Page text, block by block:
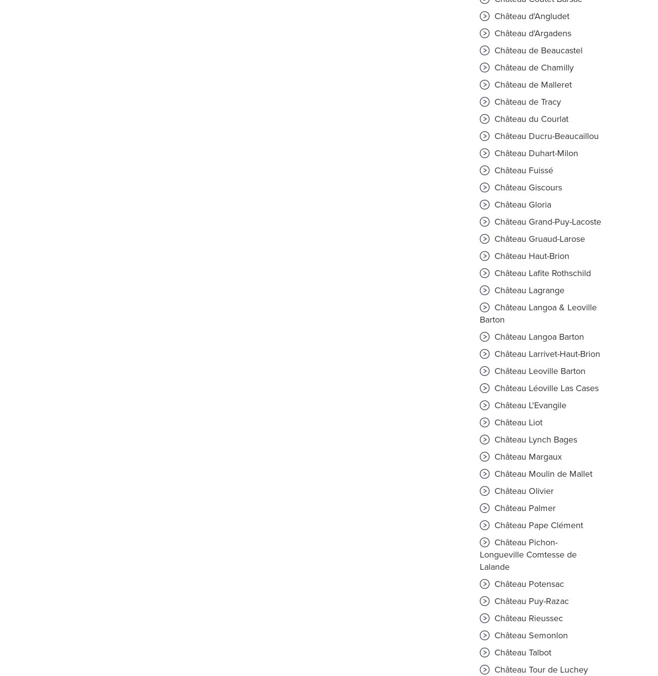
Château d'Angludet
Château d'Argadens
Château de Beaucastel
Château de Chamilly
Château de Malleret
Château de Tracy
Château du Courlat
Château Ducru-Beaucaillou
Château Duhart-Milon
Château Fuissé
Château Giscours
Château Gloria
Château Grand-Puy-Lacoste
Château Gruaud-Larose
Château Haut-Brion
Château Lafite Rothschild
Château Lagrange
Château Langoa & Leoville
Barton
Château Langoa Barton
Château Larrivet-Haut-Brion
Château Leoville Barton
Château Léoville Las Cases
Château L'Evangile
Château Liot
Château Lynch Bages
Château Margaux
Château Moulin de Mallet
Château Olivier
Château Palmer
Château Pape Clément
Château Pichon-
Longueville Comtesse de
Lalande
Château Potensac
Château Puy-Razac
Château Rieussec
Château Semonlon
Château Talbot
Château Tour de Luchey